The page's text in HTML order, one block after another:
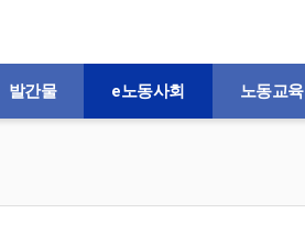
발간물 e노동사회 노동교육